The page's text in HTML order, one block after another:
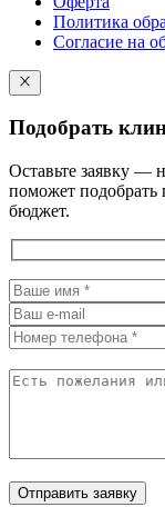
Политика
Согласие на
Подобрать
Оставьте заявку —
поможет
бюджет.